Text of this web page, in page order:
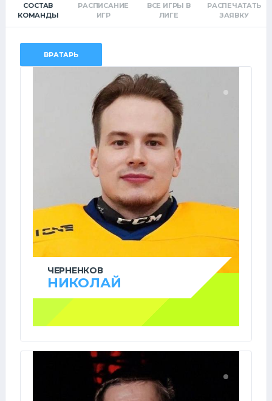
СОСТАВ
КОМАНДЫ
РАСПИСАНИЕ
ИГР
ВСЕ ИГРЫ В
ЛИГЕ
РАСПЕЧАТАТЬ
ЗАЯВКУ
ВРАТАРЬ
ЧЕРНЕНКОВ
НИКОЛАЙ